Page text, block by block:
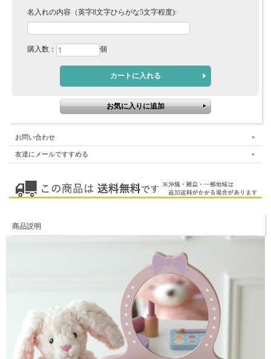
名入れの内容（英字8文字ひらがな5文字程度):
購入数： 個
お問い合わせ
友達にメールですすめる
商品説明